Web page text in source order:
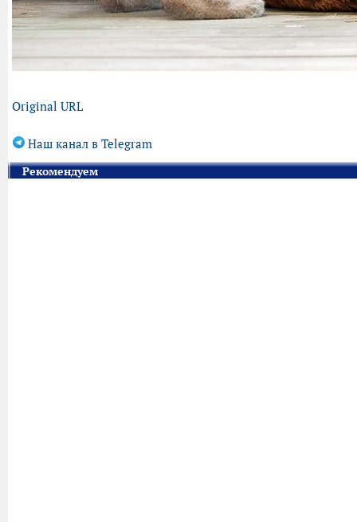
Original URL
Наш канал в Telegram
Рекомендуем